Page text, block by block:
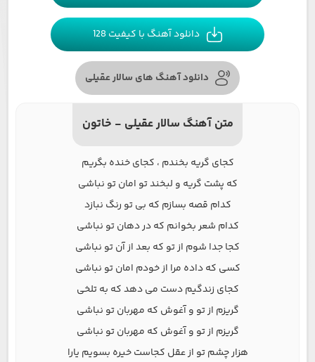
دانلود آهنگ با کیفیت 128
دانلود آهنگ های سالار عقیلی
متن آهنگ سالار عقیلی - خاتون
کجای گریه بخندم ، کجای خنده بگریم
که پشت گریه و لبخند تو امان تو نباشی
کدام قصه بسازم که بی تو رنگ نبازد
کدام شعر بخوانم که در دهان تو نباشی
کجا جدا شوم از تو که بعد از آن تو نباشی
کسی که داده مرا از خودم امان تو نباشی
کجای زندگیم دست می دهد که به تلخی
گریزم از تو و آغوش که مهربان تو نباشی
گریزم از تو و آغوش که مهربان تو نباشی
هزار چشم تو از عقل کجاست خیره بسویم یارا